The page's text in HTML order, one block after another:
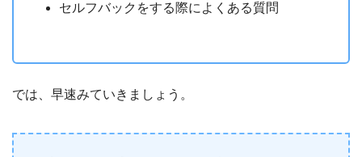
セルフバックをする際によくある質問
では、早速みていきましょう。